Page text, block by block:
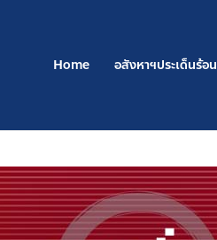
Home อสังหาฯประเด็นร้อน